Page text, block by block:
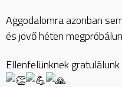
Aggodalomra azonban
és jövő héten
Ellenfelünknek